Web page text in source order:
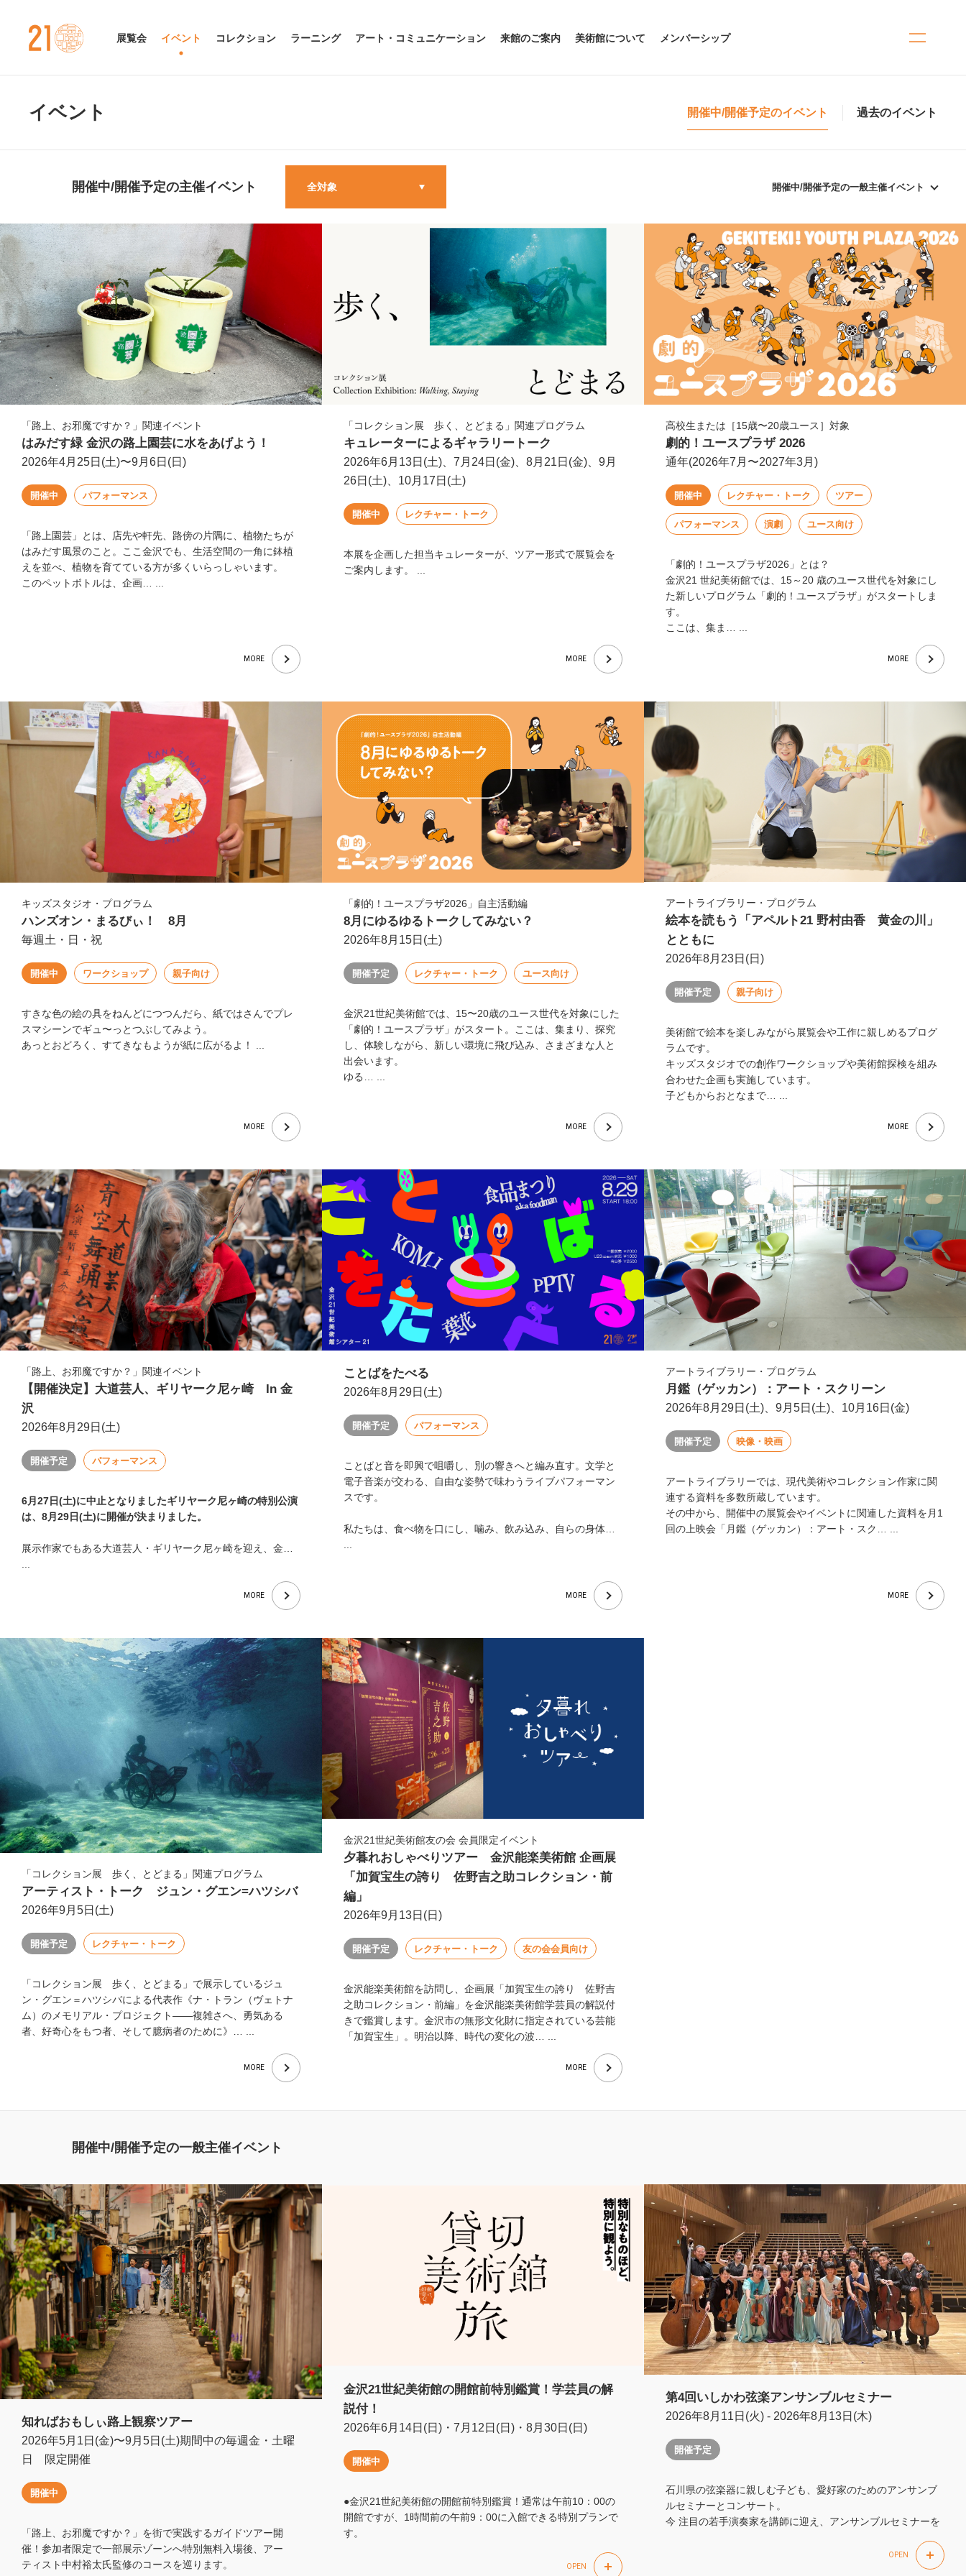
金沢21世紀美術館
展覧会 イベント コレクション ラーニング アート・コミュニケーション 来館のご案内 美術館について メンバーシップ
イベント 開催中/開催予定のイベント 過去のイベント
開催中/開催予定の主催イベント 開催中/開催予定の一般主催イベント
「路上、お邪魔ですか？」関連イベント
はみだす緑 金沢の路上園芸に水をあげよう！
2026年4月25日(土)〜9月6日(日)
開催中 パフォーマンス
「路上園芸」とは、店先や軒先、路傍の片隅に、植物たちが
はみだす風景のこと。ここ金沢でも、生活空間の一角に鉢植
えを並べ、植物を育てている方が多くいらっしゃいます。
このペットボトルは、企画… ...
MORE
「コレクション展 歩く、とどまる」関連プログラム
キュレーターによるギャラリートーク
2026年6月13日(土)、7月24日(金)、8月21日(金)、9月
26日(土)、10月17日(土)
開催中 レクチャー・トーク
本展を企画した担当キュレーターが、ツアー形式で展覧会を
ご案内します。 ...
MORE
高校生または［15歳〜20歳ユース］対象
劇的！ユースプラザ 2026
通年(2026年7月〜2027年3月)
開催中 レクチャー・トーク ツアー
パフォーマンス 演劇 ユース向け
「劇的！ユースプラザ2026」とは？
金沢21 世紀美術館では、15～20 歳のユース世代を対象にし
た新しいプログラム「劇的！ユースプラザ」がスタートしま
す。
ここは、集ま… ...
MORE
キッズスタジオ・プログラム
ハンズオン・まるびぃ！ 8月
毎週土・日・祝
開催中 ワークショップ 親子向け
すきな色の絵の具をねんどにつつんだら、紙ではさんでプレ
スマシーンでギュ〜っとつぶしてみよう。
あっとおどろく、すてきなもようが紙に広がるよ！ ...
MORE
「劇的！ユースプラザ2026」自主活動編
8月にゆるゆるトークしてみない？
2026年8月15日(土)
開催予定 レクチャー・トーク ユース向け
金沢21世紀美術館では、15〜20歳のユース世代を対象にした
「劇的！ユースプラザ」がスタート。ここは、集まり、探究
し、体験しながら、新しい環境に飛び込み、さまざまな人と
出会います。
ゆる… ...
MORE
アートライブラリー・プログラム
絵本を読もう「アペルト21 野村由香 黄金の川」
とともに
2026年8月23日(日)
開催予定 親子向け
美術館で絵本を楽しみながら展覧会や工作に親しめるプログ
ラムです。
キッズスタジオでの創作ワークショップや美術館探検を組み
合わせた企画も実施しています。
子どもからおとなまで… ...
MORE
「路上、お邪魔ですか？」関連イベント
【開催決定】大道芸人、ギリヤーク尼ヶ崎 In 金
沢
2026年8月29日(土)
開催予定 パフォーマンス
6月27日(土)に中止となりましたギリヤーク尼ヶ崎の特別公演
は、8月29日(土)に開催が決まりました。
展示作家でもある大道芸人・ギリヤーク尼ヶ崎を迎え、金…
...
MORE
ことばをたべる
2026年8月29日(土)
開催予定 パフォーマンス
ことばと音を即興で咀嚼し、別の響きへと編み直す。文学と
電子音楽が交わる、自由な姿勢で味わうライブパフォーマン
スです。
私たちは、食べ物を口にし、噛み、飲み込み、自らの身体…
MORE
アートライブラリー・プログラム
月鑑（ゲッカン）：アート・スクリーン
2026年8月29日(土)、9月5日(土)、10月16日(金)
開催予定 映像・映画
アートライブラリーでは、現代美術やコレクション作家に関
連する資料を多数所蔵しています。
その中から、開催中の展覧会やイベントに関連した資料を月1
回の上映会「月鑑（ゲッカン）：アート・スク… ...
MORE
「コレクション展 歩く、とどまる」関連プログラム
アーティスト・トーク ジュン・グエン=ハツシバ
2026年9月5日(土)
開催予定 レクチャー・トーク
「コレクション展 歩く、とどまる」で展示しているジュ
ン・グエン＝ハツシバによる代表作《ナ・トラン（ヴェトナ
ム）のメモリアル・プロジェクト――複雑さへ、勇気ある
者、好奇心をもつ者、そして臆病者のために》… ...
MORE
金沢21世紀美術館友の会 会員限定イベント
夕暮れおしゃべりツアー 金沢能楽美術館 企画展
「加賀宝生の誇り 佐野吉之助コレクション・前
編」
2026年9月13日(日)
開催予定 レクチャー・トーク 友の会会員向け
金沢能楽美術館を訪問し、企画展「加賀宝生の誇り 佐野吉
之助コレクション・前編」を金沢能楽美術館学芸員の解説付
きで鑑賞します。金沢市の無形文化財に指定されている芸能
「加賀宝生」。明治以降、時代の変化の波… ...
MORE
開催中/開催予定の一般主催イベント
知ればおもしぃ路上観察ツアー
2026年5月1日(金)〜9月5日(土)期間中の毎週金・土曜
日 限定開催
開催中
「路上、お邪魔ですか？」を街で実践するガイドツアー開
催！参加者限定で一部展示ゾーンへ特別無料入場後、アー
ティスト中村裕太氏監修のコースを巡ります。
金沢21世紀美術館の開館前特別鑑賞！学芸員の解
説付！
2026年6月14日(日)・7月12日(日)・8月30日(日)
開催中
●金沢21世紀美術館の開館前特別鑑賞！通常は午前10：00の
開館ですが、1時間前の午前9：00に入館できる特別プランで
す。
常は完全予約制で時期によっては予約困難な「スイミング・
OPEN
第4回いしかわ弦楽アンサンブルセミナー
2026年8月11日(火) - 2026年8月13日(木)
開催予定
石川県の弦楽器に親しむ子ども、愛好家のためのアンサンブ
ルセミナーとコンサート。
今 注目の若手演奏家を講師に迎え、アンサンブルセミナーを
OPEN